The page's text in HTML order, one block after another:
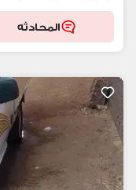
المحادثه